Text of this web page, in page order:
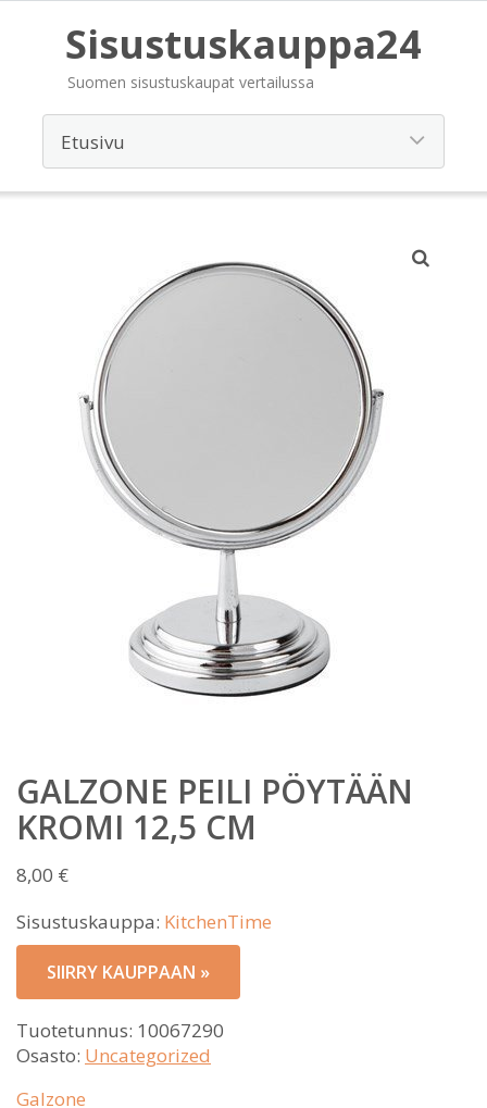
Sisustuskauppa24
Suomen sisustuskaupat vertailussa
GALZONE PEILI PÖYTÄÄN
KROMI 12,5 CM
8,00 €
Sisustuskauppa: KitchenTime
SIIRRY KAUPPAAN »
Tuotetunnus: 10067290
Osasto: Uncategorized
Galzone